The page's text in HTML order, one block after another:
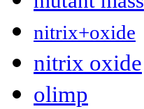
nitrix+oxide
nitrix oxide
olimp